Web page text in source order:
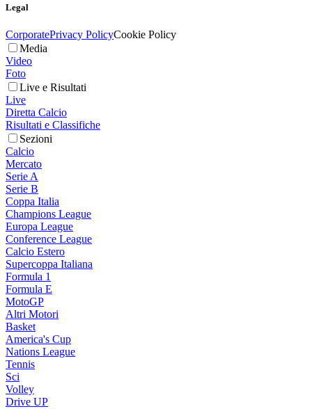
Legal
CorporatePrivacy PolicyCookie Policy
Media
Video
Foto
Live e Risultati
Live
Diretta Calcio
Risultati e Classifiche
Sezioni
Calcio
Mercato
Serie A
Serie B
Coppa Italia
Champions League
Europa League
Conference League
Calcio Estero
Supercoppa Italiana
Formula 1
Formula E
MotoGP
Altri Motori
Basket
America's Cup
Nations League
Tennis
Sci
Volley
Drive UP